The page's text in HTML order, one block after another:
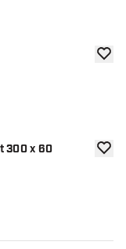
300 x 60